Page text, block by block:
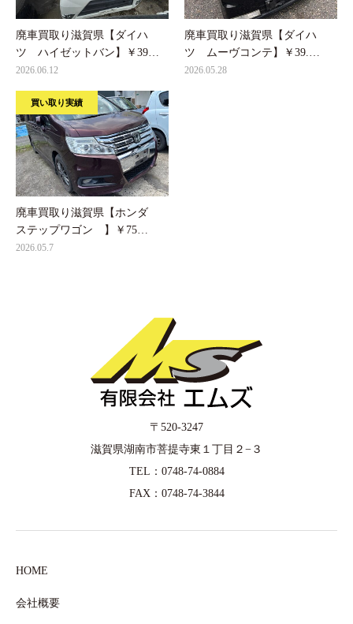
廃車買取り滋賀県【ダイハ
ツ ハイゼットバン】￥39…
2026.06.12
廃車買取り滋賀県【ダイハ
ツ ムーヴコンテ】￥39.…
2026.05.28
買い取り実績
廃車買取り滋賀県【ホンダ
ステップワゴン 】￥75…
2026.05.7
〒520-3247
滋賀県湖南市菩提寺東１丁目２−３
TEL：0748-74-0884
FAX：0748-74-3844
HOME
会社概要